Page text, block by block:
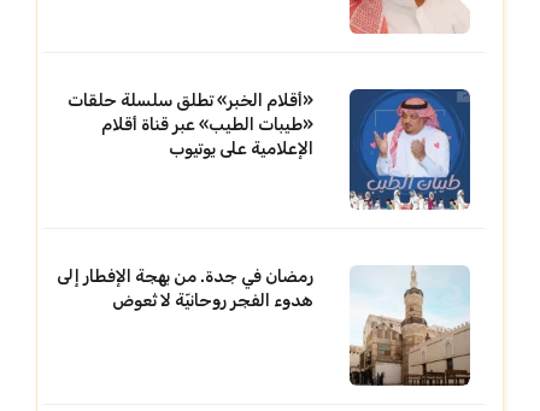
«أقلام الخبر» تطلق سلسلة حلقات
«طيبات الطيب» عبر قناة أقلام
الإعلامية على يوتيوب
رمضان في جدة. من بهجة الإفطار إلى
هدوء الفجر روحانيّة لا تُعوض